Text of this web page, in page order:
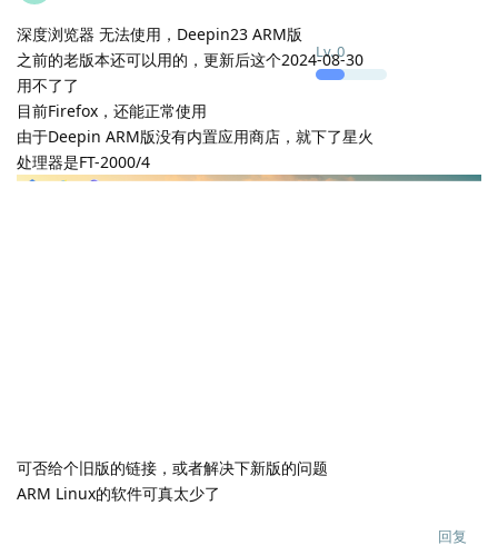
Lv.0
深度浏览器 无法使用，Deepin23 ARM版
之前的老版本还可以用的，更新后这个2024-08-30
用不了了
目前Firefox，还能正常使用
由于Deepin ARM版没有内置应用商店，就下了星火
处理器是FT-2000/4
可否给个旧版的链接，或者解决下新版的问题
ARM Linux的软件可真太少了
回复